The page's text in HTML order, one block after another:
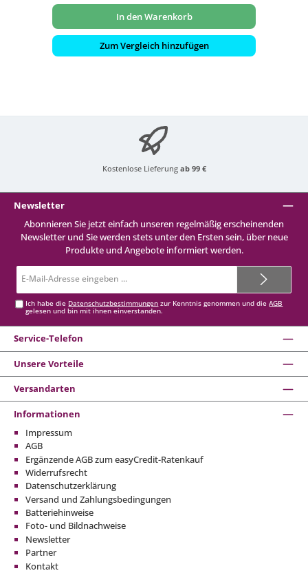
In den Warenkorb
Zum Vergleich hinzufügen
Kostenlose Lieferung ab 99 €
Newsletter
Abonnieren Sie jetzt einfach unseren regelmäßig erscheinenden
Newsletter und Sie werden stets unter den Ersten sein, über neue
Produkte und Angebote informiert werden.
Mail-
Ich habe die Datenschutzbestimmungen zur Kenntnis genommen und dieAGB
gelesen und bin mit ihnen einverstanden.
Service-Telefon
Unsere Vorteile
Versandarten
Informationen
Impressum
AGB
Ergänzende AGB zum easyCredit-Ratenkauf
Widerrufsrecht
Datenschutzerklärung
Versand und Zahlungsbedingungen
Batteriehinweise
Foto- und Bildnachweise
Newsletter
Partner
Kontakt